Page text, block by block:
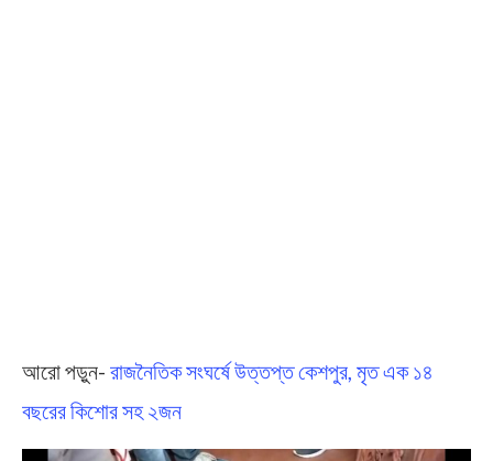
আরো পড়ুন- রাজন‍‍ৈতিক সংঘর্ষে উত্তপ্ত কেশপুর, মৃত এক ১৪
বছরের কিশোর সহ ২জন